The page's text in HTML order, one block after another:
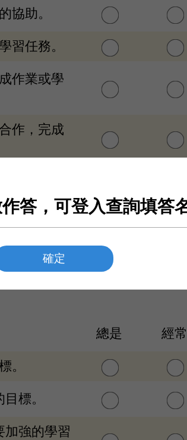
協助。
習任務。
作業或學
作，完成
協助。
經常，3.有時，4.偶而，5.從未。
總是 經常
。
標。
加強的學習
答，可登入查詢填答
確定